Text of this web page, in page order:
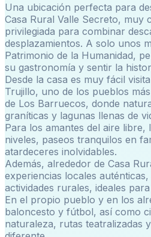
Una ubicación perfecta para
Casa Rural Valle Secreto, muy
privilegiada para combinar
desplazamientos. A solo unos
Patrimonio de la Humanidad,
su gastronomía y sentir la
Desde la casa es muy fácil
Trujillo, uno de los pueblos
de Los Barruecos, donde
graníticas y lagunas llenas de
Para los amantes del aire
niveles, paseos tranquilos en
atardeceres inolvidables.
Además, alrededor de Casa
experiencias locales
actividades rurales, ideales
En el propio pueblo y en los
baloncesto y fútbol, así como
naturaleza, rutas teatralizadas